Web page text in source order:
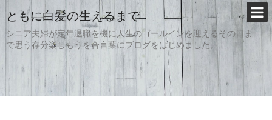
ともに白髪の生えるまで
シニア夫婦が定年退職を機に人生のゴールインを迎えるその日ま
で思う存分楽しもうを合言葉にブログをはじめました。